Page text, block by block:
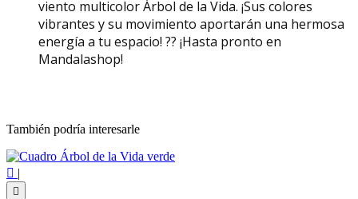
viento multicolor Árbol de la Vida. ¡Sus colores
vibrantes y su movimiento aportarán una hermosa
energía a tu espacio! ?? ¡Hasta pronto en
Mandalashop!
También podría interesarle
 |
